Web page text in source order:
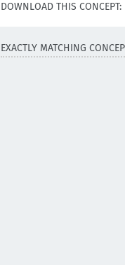
DOWNLOAD THIS CONCEPT:
EXACTLY MATCHING